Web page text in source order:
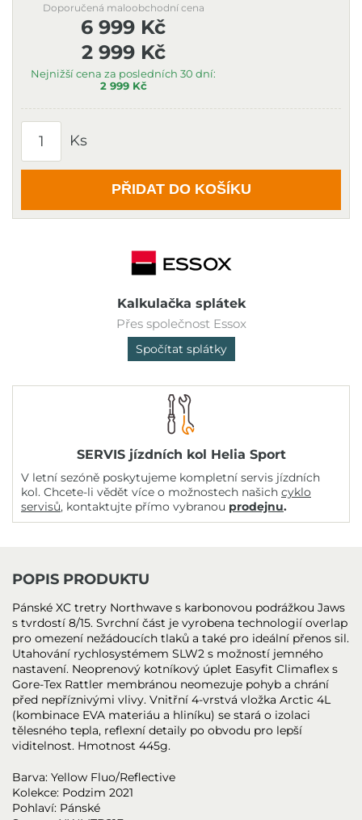
2 999 Kč
Nejnižší cena za posledních 30 dní:
2 999 Kč
Doporučená maloobchodní cena
6 999 Kč
Ks
PŘIDAT DO KOŠÍKU
Kalkulačka splátek
Přes společnost Essox
Spočítat splátky
SERVIS jízdních kol Helia Sport
V letní sezóně poskytujeme kompletní servis jízdních
kol. Chcete-li vědět více o možnostech našich cyklo
servisů, kontaktujte přímo vybranou prodejnu.
POPIS PRODUKTU
Pánské XC tretry Northwave s karbonovou podrážkou Jaws
s tvrdostí 8/15. Svrchní část je vyrobena technologií overlap
pro omezení nežádoucích tlaků a také pro ideální přenos sil.
Utahování rychlosystémem SLW2 s možností jemného
nastavení. Neoprenový kotníkový úplet Easyfit Climaflex s
Gore-Tex Rattler membránou neomezuje pohyb a chrání
před nepříznivými vlivy. Vnitřní 4-vrstvá vložka Arctic 4L
(kombinace EVA materiáu a hliníku) se stará o izolaci
tělesného tepla, reflexní detaily po obvodu pro lepší
viditelnost. Hmotnost 445g.
Barva: Yellow Fluo/Reflective
Kolekce: Podzim 2021
Pohlaví: Pánské